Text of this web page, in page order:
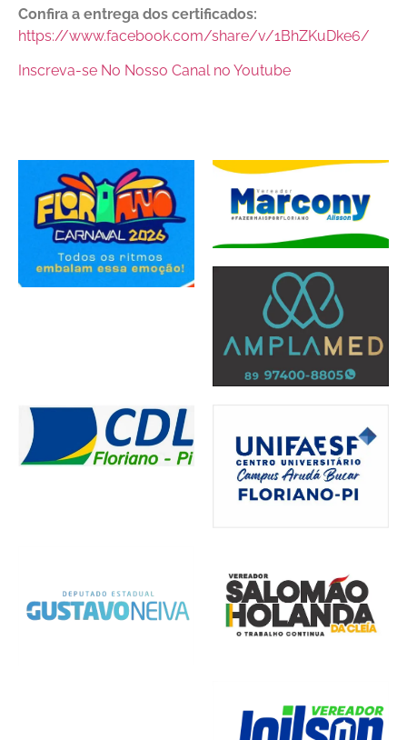
Confira a entrega dos certificados:
https://www.facebook.com/share/v/1BhZKuDke6/
Inscreva-se No Nosso Canal no Youtube